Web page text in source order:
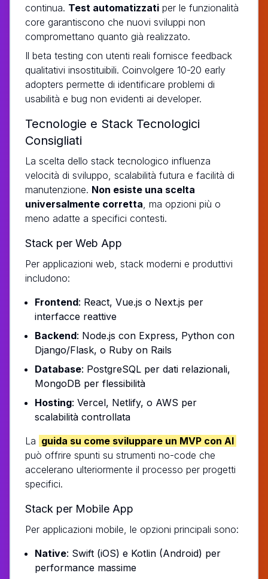
continua. Test automatizzati per le funzionalità
core garantiscono che nuovi sviluppi non
compromettano quanto già realizzato.
Il beta testing con utenti reali fornisce feedback
qualitativi insostituibili. Coinvolgere 10-20 early
adopters permette di identificare problemi di
usabilità e bug non evidenti ai developer.
Tecnologie e Stack Tecnologici
Consigliati
La scelta dello stack tecnologico influenza
velocità di sviluppo, scalabilità futura e facilità di
manutenzione. Non esiste una scelta
universalmente corretta , ma opzioni più o
meno adatte a specifici contesti.
Stack per Web App
Per applicazioni web, stack moderni e produttivi
includono:
Frontend: React, Vue.js o Next.js per
interfacce reattive
Backend: Node.js con Express, Python con
Django/Flask, o Ruby on Rails
Database: PostgreSQL per dati relazionali,
MongoDB per flessibilità
Hosting: Vercel, Netlify, o AWS per
scalabilità controllata
La guida su come sviluppare un MVP con AI
può offrire spunti su strumenti no-code che
accelerano ulteriormente il processo per progetti
specifici.
Stack per Mobile App
Per applicazioni mobile, le opzioni principali sono:
Native: Swift (iOS) e Kotlin (Android) per
performance massime